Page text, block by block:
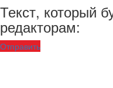
Текст, который
редакторам:
Отправить